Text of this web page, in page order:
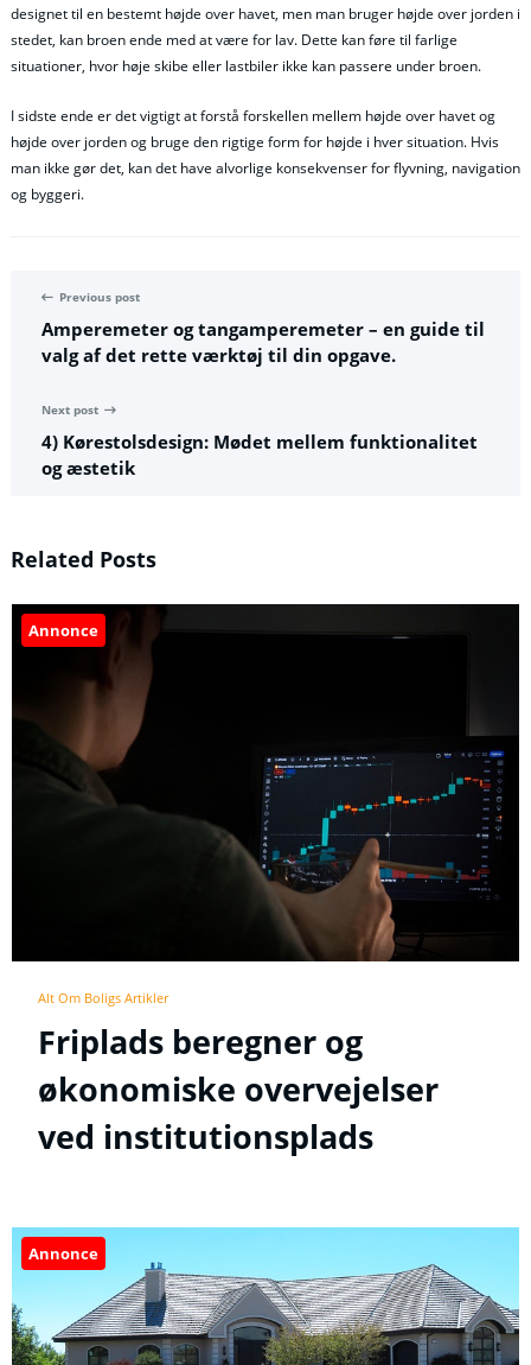
designet til en bestemt højde over havet, men man bruger højde over jorden i
stedet, kan broen ende med at være for lav. Dette kan føre til farlige
situationer, hvor høje skibe eller lastbiler ikke kan passere under broen.
I sidste ende er det vigtigt at forstå forskellen mellem højde over havet og
højde over jorden og bruge den rigtige form for højde i hver situation. Hvis
man ikke gør det, kan det have alvorlige konsekvenser for flyvning, navigation
og byggeri.
Previous post
Amperemeter og tangamperemeter – en guide til
valg af det rette værktøj til din opgave.
Next post
4) Kørestolsdesign: Mødet mellem funktionalitet
og æstetik
Related Posts
Annonce
Alt Om Boligs Artikler
Friplads beregner og
økonomiske overvejelser
ved institutionsplads
Annonce